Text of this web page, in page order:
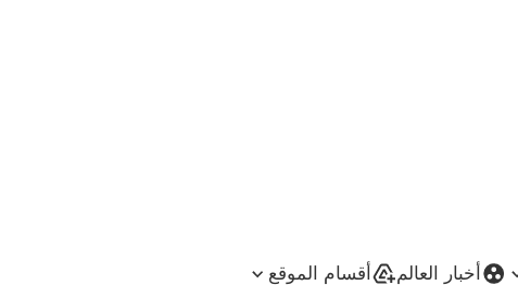
أخبار العالم أقسام الموقع